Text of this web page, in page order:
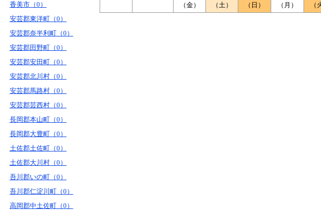
香美市（0）
安芸郡東洋町（0）
安芸郡奈半利町（0）
安芸郡田野町（0）
安芸郡安田町（0）
安芸郡北川村（0）
安芸郡馬路村（0）
安芸郡芸西村（0）
長岡郡本山町（0）
長岡郡大豊町（0）
土佐郡土佐町（0）
土佐郡大川村（0）
吾川郡いの町（0）
吾川郡仁淀川町（0）
高岡郡中土佐町（0）
（金）
（土） （日） （月） （